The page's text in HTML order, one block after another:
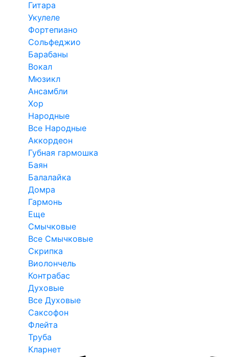
Гитара
Укулеле
Фортепиано
Сольфеджио
Барабаны
Вокал
Мюзикл
Ансамбли
Хор
Народные
Все Народные
Аккордеон
Губная гармошка
Баян
Балалайка
Домра
Гармонь
Еще
Смычковые
Все Смычковые
Скрипка
Виолончель
Контрабас
Духовые
Все Духовые
Саксофон
Флейта
Труба
Кларнет